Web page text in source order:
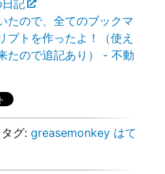
記
たので、全てのブックマ
プトを作ったよ！（使え
たので追記あり） - 不動
タグ: greasemonkey はて